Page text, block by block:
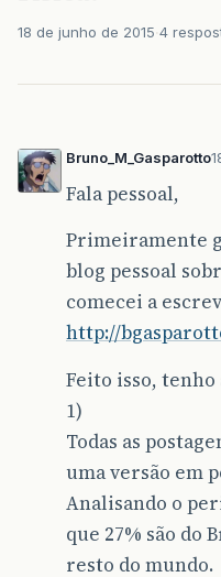
18 de junho de 2015 4
Bruno_M_Gasparotto
Fala pessoal,
Primeiramente
blog pessoal
comecei a
http://
Feito isso, tenho
1)
Todas as
uma versão em
Analisando o
que 27% são do
resto do mundo.